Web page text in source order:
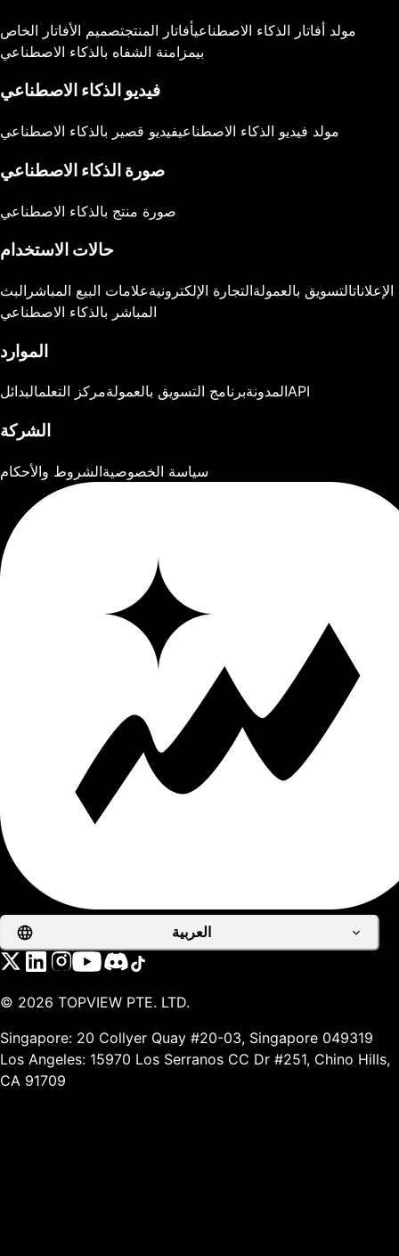
مولد أفاتار الذكاء الاصطناعيأفاتار المنتجتصميم الأفاتار الخاص
بيمزامنة الشفاه بالذكاء الاصطناعي
فيديو الذكاء الاصطناعي
مولد فيديو الذكاء الاصطناعيفيديو قصير بالذكاء الاصطناعي
صورة الذكاء الاصطناعي
صورة منتج بالذكاء الاصطناعي
حالات الاستخدام
الإعلاناتالتسويق بالعمولةالتجارة الإلكترونيةعلامات البيع المباشر البث
المباشر بالذكاء الاصطناعي
الموارد
المدونةبرنامج التسويق بالعمولةمركز التعلمالبدائل API
الشركة
سياسة الخصوصيةالشروط والأحكام
العربية
© 2026 TOPVIEW PTE. LTD.
Singapore: 20 Collyer Quay #20-03, Singapore 049319
Los Angeles: 15970 Los Serranos CC Dr #251, Chino Hills,
CA 91709